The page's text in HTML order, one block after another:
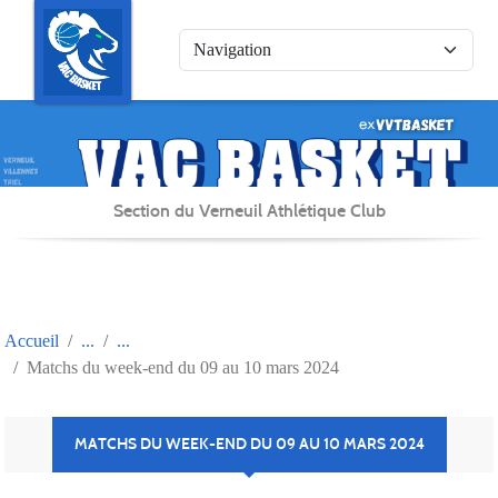
Section du Verneuil Athlétique Club
Accueil
Matchs du week-end du 09 au 10 mars 2024
MATCHS DU WEEK-END DU 09 AU 10 MARS 2024
Panneau de gestion des cookies